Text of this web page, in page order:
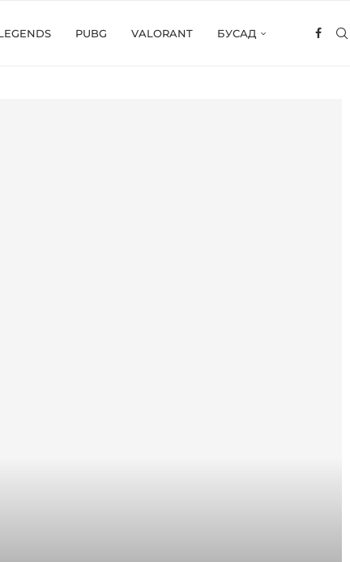
PUBG VALORANT БУСАД